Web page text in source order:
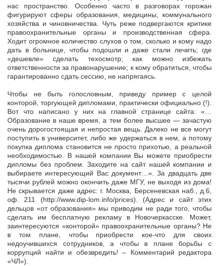
нас пространство. Особенно часто в разговорах горожан
фигурируют сферы образования, медицины, коммунального
хозяйства и чиновничества. Чуть реже подвергаются критике
правоохранительные органы и производственная сфера.
Ходит огромное количество слухов о том, сколько и кому надо
дать в больнице, чтобы подошли и даже стали лечить; где
«дешевле» сделать техосмотр; как можно избежать
ответственности за правонарушение; к кому обратиться, чтобы
гарантированно сдать сессию, не напрягаясь.
Чтобы не быть голословным, приведу пример с целой
конторой, торгующей дипломами, практически официально (!).
Вот что написано у них на главной странице сайта: «…
Образование в наше время, а тем более высшее — зачастую
очень дорогостоящая и непростая вещь. Далеко не все могут
поступить в университет, либо же удержаться в нем, а потому
покупка диплома становится не просто прихотью, а реальной
необходимостью. В нашей компании Вы можете приобрести
дипломы без проблем. Заходите на сайт нашей компании и
выбираете интересующий Вас документ…». За двадцать две
тысячи рублей можно окончить даже МГУ, не выходя из дома!
Не скрывается даже адрес: г. Москва, Берсеневская наб., д.6,
оф. 211 (http://www.dip-lom.info/prices). (Адрес и сайт этих
дельцов «от образования» мы приводим не ради того, чтобы
сделать им бесплатную рекламу в Новочеркасске. Может,
заинтересуются «конторой» правоохранительные органы? Не
в том плане, чтобы приобрести кое-что для своих
недоучившихся сотрудников, а чтобы в плане борьбы с
коррупций найти и обезвредить! – Комментарий редактора
«ЧЛ»).